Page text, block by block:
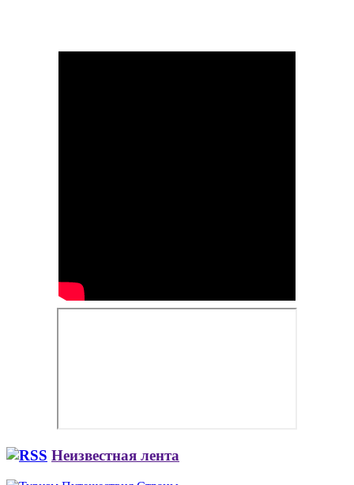
Неизвестная лента